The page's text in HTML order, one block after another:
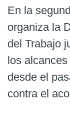
Prensa
Trabaja en
Canales de
Proveedores
En la
organiza la
del Trabajo
los
desde el
contra el